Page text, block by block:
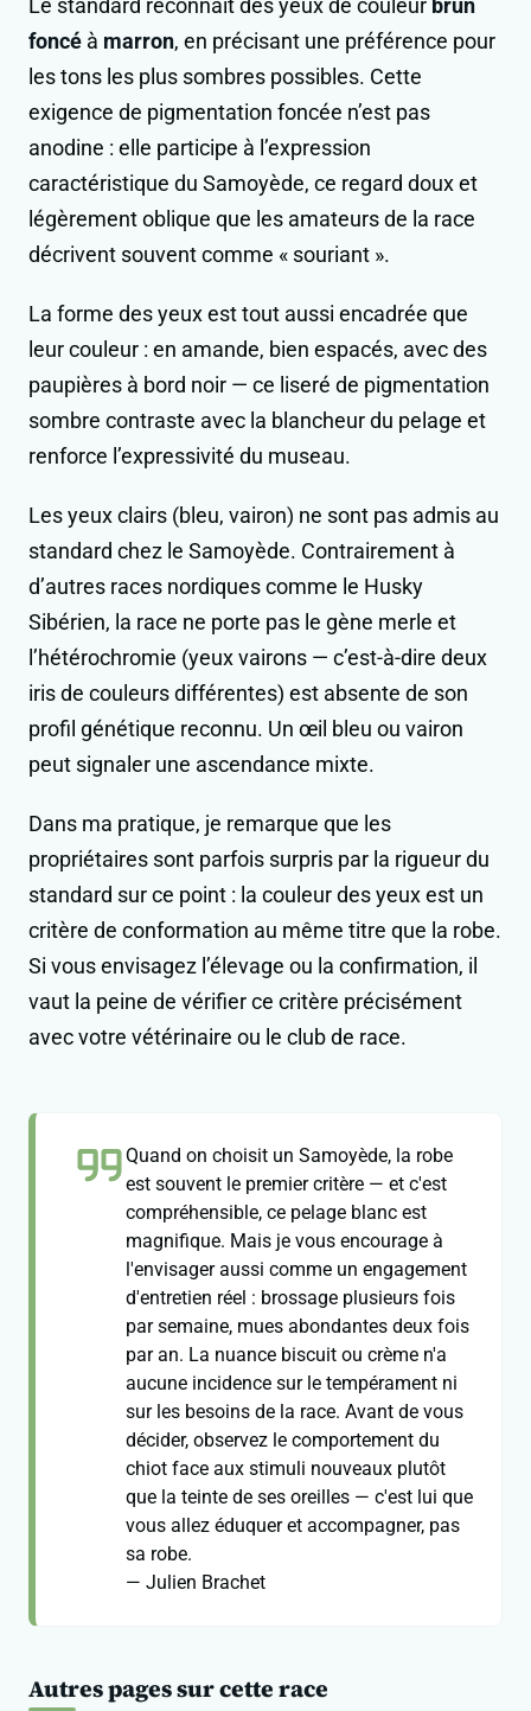
foncé à marron, en précisant une préférence pour
les tons les plus sombres possibles. Cette
exigence de pigmentation foncée n’est pas
anodine : elle participe à l’expression
caractéristique du Samoyède, ce regard doux et
légèrement oblique que les amateurs de la race
décrivent souvent comme « souriant ».
La forme des yeux est tout aussi encadrée que
leur couleur : en amande, bien espacés, avec des
paupières à bord noir — ce liseré de pigmentation
sombre contraste avec la blancheur du pelage et
renforce l’expressivité du museau.
Les yeux clairs (bleu, vairon) ne sont pas admis au
standard chez le Samoyède. Contrairement à
d’autres races nordiques comme le Husky
Sibérien, la race ne porte pas le gène merle et
l’hétérochromie (yeux vairons — c’est-à-dire deux
iris de couleurs différentes) est absente de son
profil génétique reconnu. Un œil bleu ou vairon
peut signaler une ascendance mixte.
Dans ma pratique, je remarque que les
propriétaires sont parfois surpris par la rigueur du
standard sur ce point : la couleur des yeux est un
critère de conformation au même titre que la robe.
Si vous envisagez l’élevage ou la confirmation, il
vaut la peine de vérifier ce critère précisément
avec votre vétérinaire ou le club de race.
Quand on choisit un Samoyède, la robe
est souvent le premier critère — et c'est
compréhensible, ce pelage blanc est
magnifique. Mais je vous encourage à
l'envisager aussi comme un engagement
d'entretien réel : brossage plusieurs fois
par semaine, mues abondantes deux fois
par an. La nuance biscuit ou crème n'a
aucune incidence sur le tempérament ni
sur les besoins de la race. Avant de vous
décider, observez le comportement du
chiot face aux stimuli nouveaux plutôt
que la teinte de ses oreilles — c'est lui que
vous allez éduquer et accompagner, pas
sa robe.
— Julien Brachet
Autres pages sur cette race